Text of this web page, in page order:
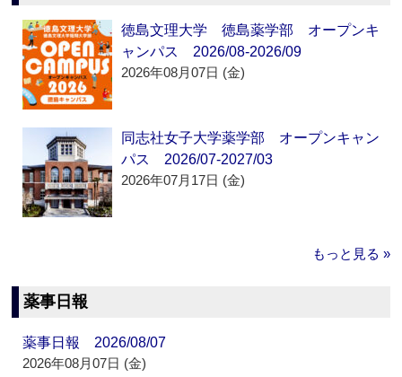
徳島文理大学 徳島薬学部 オープンキ
ャンパス 2026/08-2026/09
2026年08月07日 (金)
同志社女子大学薬学部 オープンキャン
パス 2026/07-2027/03
2026年07月17日 (金)
もっと見る »
薬事日報
薬事日報 2026/08/07
2026年08月07日 (金)